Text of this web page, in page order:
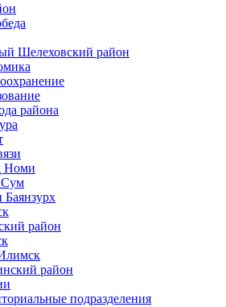
Шелеховский район
района
Номи
Баянзурх
район
район
подразделения